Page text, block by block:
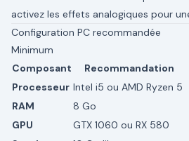
activez les effets analogiques pour
Configuration PC recommandée
Minimum
Composant
Recommandation
Processeur Intel i5 ou AMD Ryzen 5
RAM
8 Go
GPU
GTX 1060 ou RX 580